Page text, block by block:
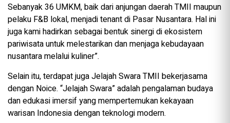
Sebanyak 36 UMKM, baik dari anjungan daerah TMII maupun
pelaku F&B lokal, menjadi tenant di Pasar Nusantara. Hal ini
juga kami hadirkan sebagai bentuk sinergi di ekosistem
pariwisata untuk melestarikan dan menjaga kebudayaan
nusantara melalui kuliner”.
Selain itu, terdapat juga Jelajah Swara TMII bekerjasama
dengan Noice. “Jelajah Swara” adalah pengalaman budaya
dan edukasi imersif yang mempertemukan kekayaan
warisan Indonesia dengan teknologi modern.